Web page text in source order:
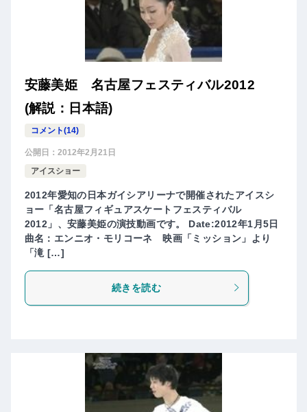
安藤美姫 名古屋フェスティバル2012
(解説：日本語)
コメント(14)
公開日： 2012年2月21日
アイスショー
2012年愛知の日本ガイシアリーナで開催されたアイスシ
ョー「名古屋フィギュアスケートフェスティバル
2012」、安藤美姫の演技動画です。 Date:2012年1月5日
曲名：エンニオ・モリコーネ 映画「ミッション」より
「滝 […]
続きを読む